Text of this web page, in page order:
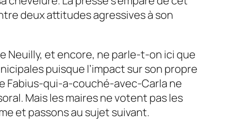
deux attitudes agressives à son
Neuilly, et encore, ne parle-t-on ici que
puisque l’impact sur son propre
Fabius-qui-a-couché-avec-Carla ­ ne
Mais les maires ne votent pas les
et passons au sujet suivant.